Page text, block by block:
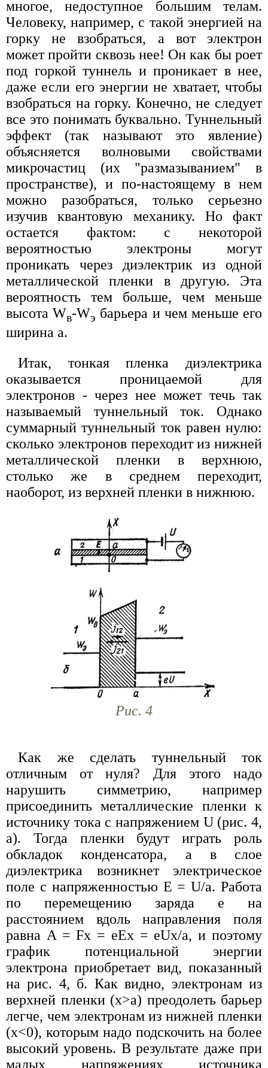
многое, недоступное большим телам.
Человеку, например, с такой энергией на
горку не взобраться, а вот электрон
может пройти сквозь нее! Он как бы роет
под горкой туннель и проникает в нее,
даже если его энергии не хватает, чтобы
взобраться на горку. Конечно, не следует
все это понимать буквально. Туннельный
эффект (так называют это явление)
объясняется волновыми свойствами
микрочастиц (их "размазыванием" в
пространстве), и по-настоящему в нем
можно разобраться, только серьезно
изучив квантовую механику. Но факт
остается фактом: с некоторой
вероятностью электроны могут
проникать через диэлектрик из одной
металлической пленки в другую. Эта
вероятность тем больше, чем меньше
высота Wв-Wэ барьера и чем меньше его
ширина а.
Итак, тонкая пленка диэлектрика
оказывается проницаемой для
электронов - через нее может течь так
называемый туннельный ток. Однако
суммарный туннельный ток равен нулю:
сколько электронов переходит из нижней
металлической пленки в верхнюю,
столько же в среднем переходит,
наоборот, из верхней пленки в нижнюю.
Рис. 4
Как же сделать туннельный ток
отличным от нуля? Для этого надо
нарушить симметрию, например
присоединить металлические пленки к
источнику тока с напряжением U (рис. 4,
а). Тогда пленки будут играть роль
обкладок конденсатора, а в слое
диэлектрика возникнет электрическое
поле с напряженностью E = U/a. Работа
по перемещению заряда е на
расстоянием вдоль направления поля
равна A = Fx = eEx = eUx/a, и поэтому
график потенциальной энергии
электрона приобретает вид, показанный
на рис. 4, б. Как видно, электронам из
верхней пленки (х>а) преодолеть барьер
легче, чем электронам из нижней пленки
(х<0), которым надо подскочить на более
высокий уровень. В результате даже при
малых напряжениях источника